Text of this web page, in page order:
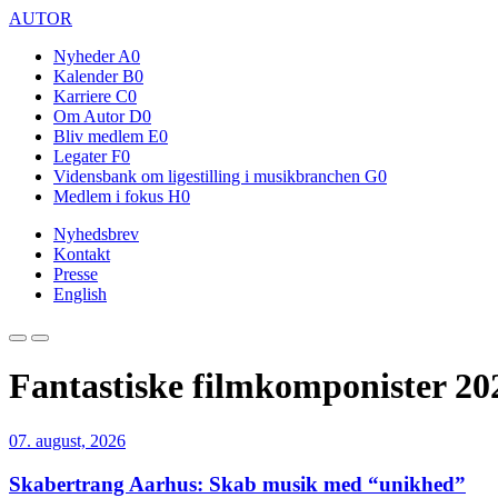
AUTOR
Nyheder A0
Kalender B0
Karriere C0
Om Autor D0
Bliv medlem E0
Legater F0
Vidensbank om ligestilling i musikbranchen G0
Medlem i fokus H0
Nyhedsbrev
Kontakt
Presse
English
Fantastiske filmkomponister
07. august, 2026
Skabertrang Aarhus: Skab musik med “unikhed”